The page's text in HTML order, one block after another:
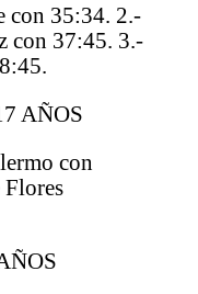
con 35:34. 2.-
con 37:45. 3.-
AÑOS
con